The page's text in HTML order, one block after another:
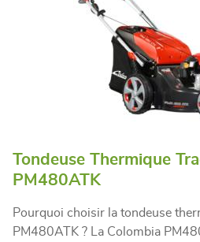
Tondeuse Thermique
PM480ATK
Pourquoi choisir la tondeuse
PM480ATK ? La Colombia